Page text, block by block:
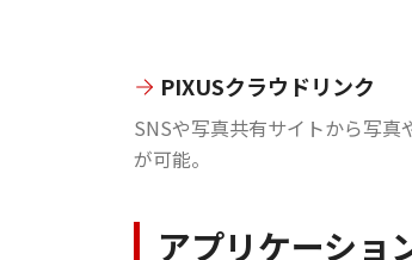
PIXUSクラウドリンク
SNSや写真共有サイトから写真
が可能。
アプリケーショ